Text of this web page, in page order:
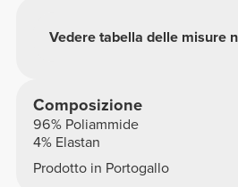
Vedere tabella delle misure
Composizione
96% Poliammide
4% Elastan
Prodotto in Portogallo